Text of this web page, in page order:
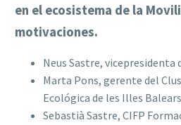
en el ecosistema de la
motivaciones.
Neus Sastre, vicepresidenta
Marta Pons, gerente del
Ecológica de les Illes Balears
Sebastià Sastre, CIFP